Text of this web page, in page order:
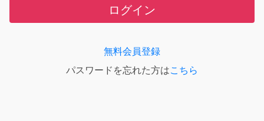
ログイン
無料会員登録
パスワードを忘れた方はこちら